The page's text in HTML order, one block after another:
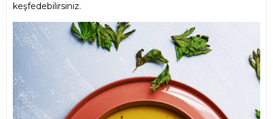
keşfedebilirsiniz.